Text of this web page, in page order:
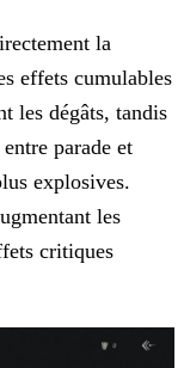
la
effets cumulables
les dégâts, tandis
parade et
explosives.
les
critiques